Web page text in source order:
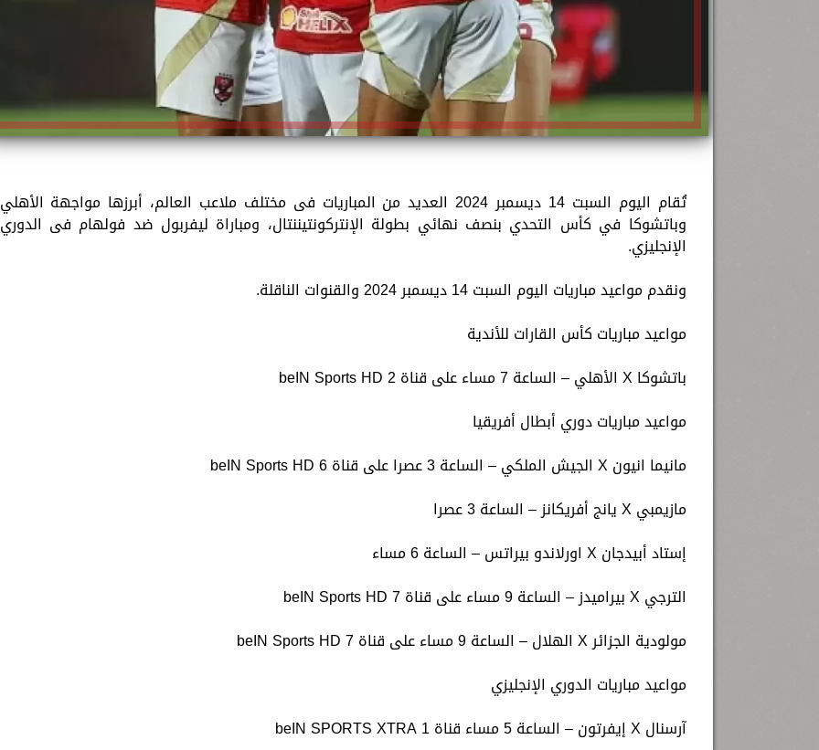
تُقام اليوم السبت 14 ديسمبر 2024 العديد من المباريات فى مختلف ملاعب العالم، أبرزها مواجهة الأهلي
وباتشوكا في كأس التحدي بنصف نهائي بطولة الإنتركونتيننتال، ومباراة ليفربول ضد فولهام فى الدوري
الإنجليزي.
ونقدم مواعيد مباريات اليوم السبت 14 ديسمبر 2024 والقنوات الناقلة.
مواعيد مباريات كأس القارات للأندية
باتشوكا X الأهلي – الساعة 7 مساء على قناة beIN Sports HD 2
مواعيد مباريات دوري أبطال أفريقيا
مانيما انيون X الجيش الملكي – الساعة 3 عصرا على قناة beIN Sports HD 6
مازيمبي X يانج أفريكانز – الساعة 3 عصرا
إستاد أبيدجان X اورلاندو بيراتس – الساعة 6 مساء
الترجي X بيراميدز – الساعة 9 مساء على قناة beIN Sports HD 7
مولودية الجزائر X الهلال – الساعة 9 مساء على قناة beIN Sports HD 7
مواعيد مباريات الدوري الإنجليزي
آرسنال X إيفرتون – الساعة 5 مساء قناة beIN SPORTS XTRA 1